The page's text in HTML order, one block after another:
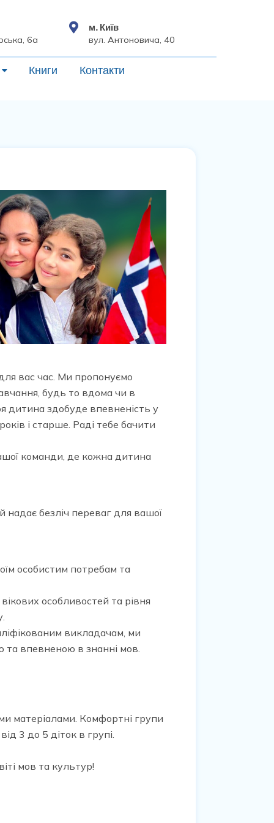
6а
м. Київ
вул. Антоновича, 40
Книги Контакти
вас час. Ми пропонуємо
будь то вдома чи в
дитина здобуде впевненість у
і старше. Раді тебе бачити
команди, де кожна дитина
безліч переваг для вашої
особистим потребам та
особливостей та рівня
викладачам, ми
та впевненою в знанні мов.
матеріалами. Комфортні групи
3 до 5 діток в групі.
мов та культур!